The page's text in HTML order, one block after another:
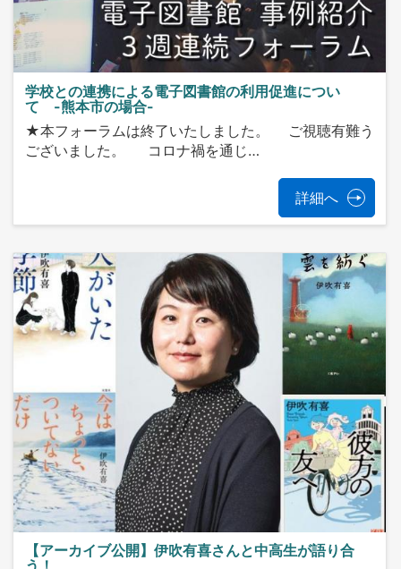
学校との連携による電子図書館の利用促進につい
て -熊本市の場合-
★本フォーラムは終了いたしました。 ご視聴有難う
ございました。 コロナ禍を通じ…
詳細へ
【アーカイブ公開】伊吹有喜さんと中高生が語り合
う！